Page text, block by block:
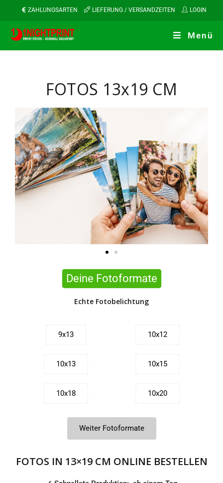
ZAHLUNGSARTEN LIEFERUNG / VERSANDZEITEN LOGIN
Menü
FOTOS 13x19 CM
Deine Fotoformate
Echte Fotobelichtung
9x13 10x12
10x13 10x15
10x18 10x20
Weiter Fotoformate
FOTOS IN 13×19 CM ONLINE BESTELLEN